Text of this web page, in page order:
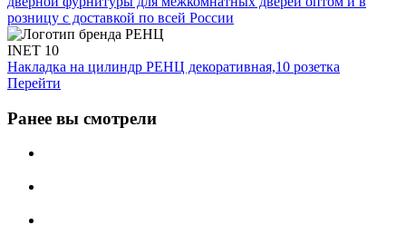
INET 10
Накладка на цилиндр РЕНЦ декоративная,10 розетка
Перейти
Ранее вы смотрели